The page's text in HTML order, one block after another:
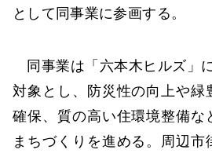
として同事業に参画する。
同事業は「六本木ヒルズ」
対象とし、防災性の向上や緑
確保、質の高い住環境整備な
まちづくりを進める。周辺